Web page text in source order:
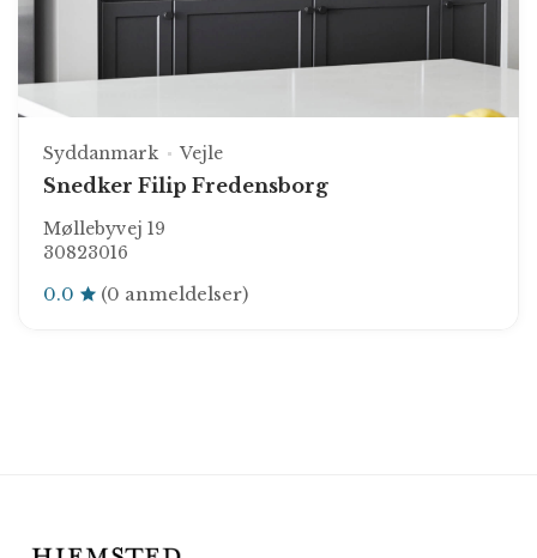
Syddanmark Vejle
Snedker Filip Fredensborg
Møllebyvej 19
30823016
0.0 (0 anmeldelser)